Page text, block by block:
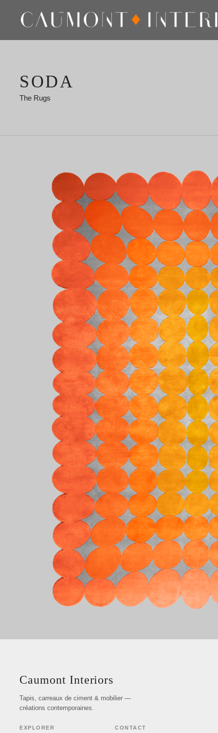
SODA
The Rugs
Caumont Interiors
Tapis, carreaux de ciment & mobilier —
créations contemporaines.
EXPLORER CONTACT